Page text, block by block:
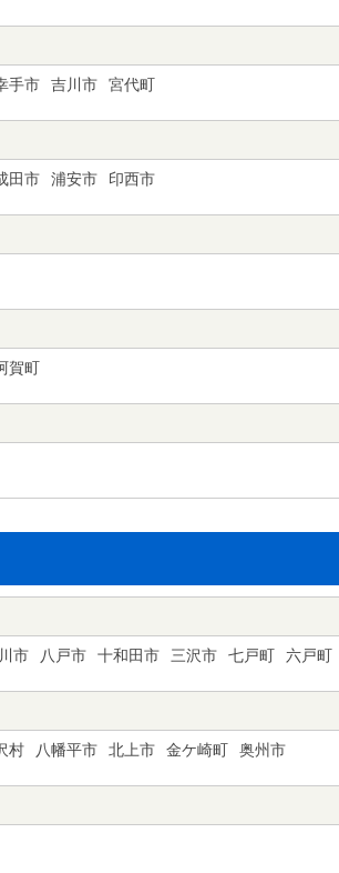
手市 吉川市 宮代町
田市 浦安市 印西市
賀町
市 八戸市 十和田市 三沢市 七戸町 六戸町
村 八幡平市 北上市 金ケ崎町 奥州市